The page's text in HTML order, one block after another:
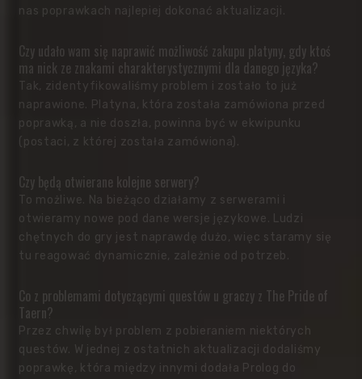
nas poprawkach najlepiej dokonać aktualizacji.
Czy udało wam się naprawić możliwość zakupu platyny, gdy ktoś
ma nick ze znakami charakterystycznymi dla danego języka?
Tak, zidentyfikowaliśmy problem i zostało to już
naprawione. Platyna, która została zamówiona przed
poprawką, a nie doszła, powinna być w ekwipunku
(postaci, z której została zamówiona).
Czy będą otwierane kolejne serwery?
To możliwe. Na bieżąco działamy z serwerami i
otwieramy nowe pod dane wersje językowe. Ludzi
chętnych do gry jest naprawdę dużo, więc staramy się
tu reagować dynamicznie, zależnie od potrzeb.
Co z problemami dotyczącymi questów u graczy z The Pride of
Taern?
Przez chwilę był problem z pobieraniem niektórych
questów. W jednej z ostatnich aktualizacji dodaliśmy
poprawkę, która między innymi dodała Prolog do